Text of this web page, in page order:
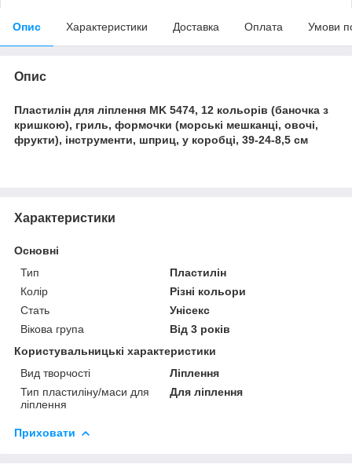
Опис Характеристики Доставка Оплата Умови
Опис
Пластилін для ліплення MK 5474, 12 кольорів (баночка з
кришкою), гриль, формочки (морські мешканці, овочі,
фрукти), інструменти, шприц, у коробці, 39-24-8,5 см
Характеристики
Основні
Тип
Пластилін
Колір
Різні кольори
Стать
Унісекс
Вікова група
Від 3 років
Користувальницькі характеристики
Вид творчості
Ліплення
Тип пластиліну/маси для
ліплення
Для ліплення
Приховати